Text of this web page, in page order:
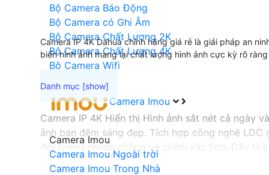
Bộ Camera Báo Động
Bộ Camera có Ghi Âm
Bộ Camera Chất Lượng 2K
Bộ Camera Chất Lượng 4K
Bộ Camera Wifi
Camera Imou
Camera Imou
Camera Imou Ngoài trời
Camera Imou Trong Nhà
Camera IP 4K Dahua chính hãng giá rẻ là giải pháp an
biến hình ảnh mang lại chất lượng hình ảnh cực kỳ rõ
Camera IP 4K Hiển thị Hình ảnh sắt nét cả ngày
ảnh ban đêm sáng đẹp. Tích hợp công nghệ
đối tượng nhanh chóng và chính xác hơn. Đây là